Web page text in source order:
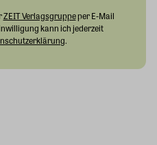
ZEIT Verlagsgruppeper E-Mail
kann ich jederzeit
.